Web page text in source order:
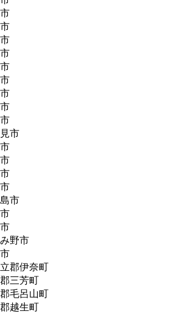
市
市
野市
郡伊奈町
三芳町
毛呂山町
越生町